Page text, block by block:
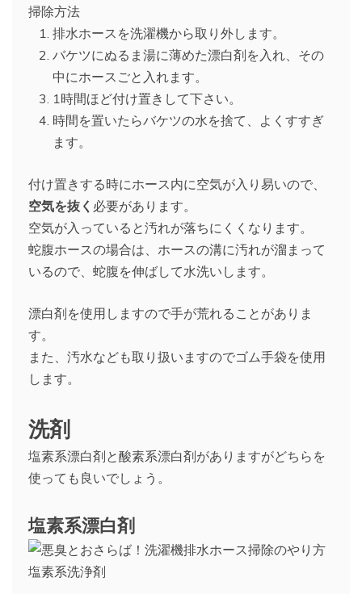
掃除方法
排水ホースを洗濯機から取り外します。
バケツにぬるま湯に薄めた漂白剤を入れ、その
中にホースごと入れます。
1時間ほど付け置きして下さい。
時間を置いたらバケツの水を捨て、よくすすぎ
ます。
付け置きする時にホース内に空気が入り易いので、
空気を抜く 必要があります。
空気が入っていると汚れが落ちにくくなります。
蛇腹ホースの場合は、ホースの溝に汚れが溜まって
いるので、蛇腹を伸ばして水洗いします。
漂白剤を使用しますので手が荒れることがありま
す。
また、汚水なども取り扱いますのでゴム手袋を使用
します。
洗剤
塩素系漂白剤と酸素系漂白剤がありますがどちらを
使っても良いでしょう。
塩素系漂白剤